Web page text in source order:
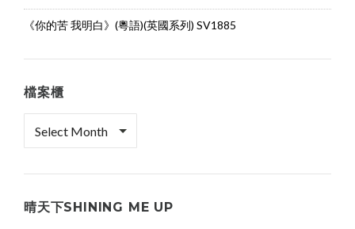
《你的苦 我明白》(粵語)(英國系列) SV1885
檔案櫃
晴天下SHINING ME UP